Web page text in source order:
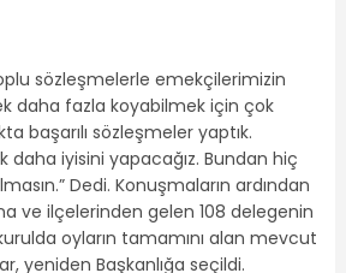
sözleşmelerle emekçilerimizin
daha fazla koyabilmek için çok
başarılı sözleşmeler yaptık.
daha iyisini yapacağız. Bundan hiç
Dedi. Konuşmaların ardından
ve ilçelerinden gelen 108 delegenin
oyların tamamını alan mevcut
yeniden Başkanlığa seçildi.